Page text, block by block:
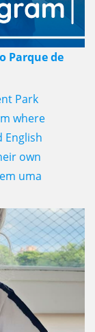
Parque de
Park
where
English
own
uma